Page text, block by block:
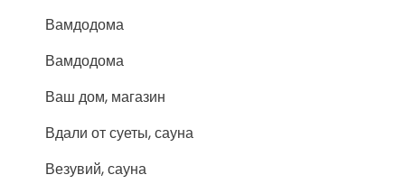
Вамдодома
Вамдодома
Ваш дом, магазин
Вдали от суеты, сауна
Везувий, сауна